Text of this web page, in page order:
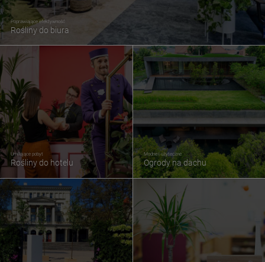
Poprawiające efektywność
Rośliny do biura
Umilające pobyt
Rośliny do hotelu
Modne i użyteczne
Ogrody na dachu